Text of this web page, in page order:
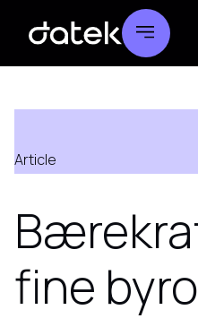
Article
fine